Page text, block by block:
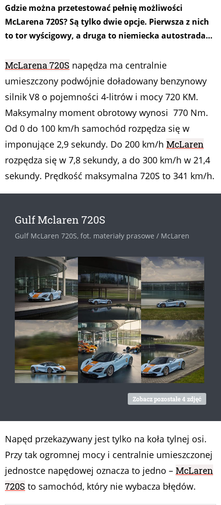
Gdzie można przetestować pełnię możliwości
McLarena 720S? Są tylko dwie opcje. Pierwsza z nich
to tor wyścigowy, a druga to niemiecka autostrada…
McLarena 720S napędza ma centralnie
umieszczony podwójnie doładowany benzynowy
silnik V8 o pojemności 4-litrów i mocy 720 KM.
Maksymalny moment obrotowy wynosi 770 Nm.
Od 0 do 100 km/h samochód rozpędza się w
imponujące 2,9 sekundy. Do 200 km/h McLaren
rozpędza się w 7,8 sekundy, a do 300 km/h w 21,4
sekundy. Prędkość maksymalna 720S to 341 km/h.
Gulf Mclaren 720S
Gulf McLaren 720S, fot. materiały prasowe / McLaren
Zobacz pozostałe 4 zdjęć
Napęd przekazywany jest tylko na koła tylnej osi.
Przy tak ogromnej mocy i centralnie umieszczonej
jednostce napędowej oznacza to jedno – McLaren
720S to samochód, który nie wybacza błędów.